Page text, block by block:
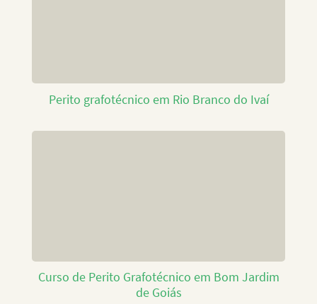
Perito grafotécnico em Rio Branco do Ivaí
Curso de Perito Grafotécnico em Bom Jardim
de Goiás